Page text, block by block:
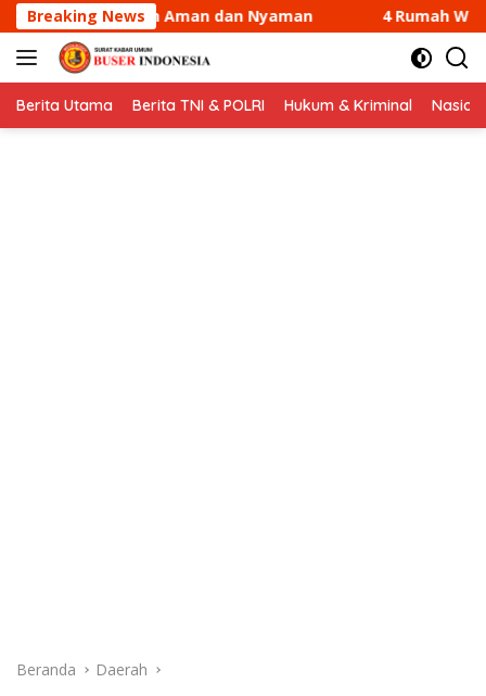
Langsung
ke
konten
Breaking News
Nyaman 4 Rumah Warga di Sungai Guntung
Berita Utama Berita TNI & POLRI Hukum & Kriminal
Beranda Daerah